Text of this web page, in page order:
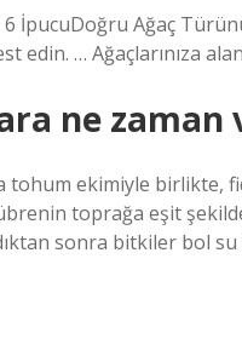
6 İpucuDoğru Ağaç
edin. … Ağaçlarınıza
ne zaman
ekimiyle birlikte,
toprağa eşit
sonra bitkiler bol su